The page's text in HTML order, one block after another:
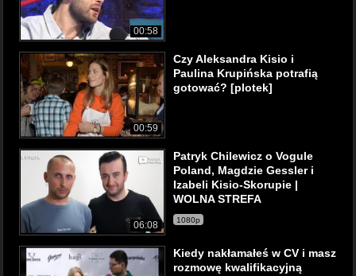
00:58
00:59
Czy Aleksandra Kisio i
Paulina Krupińska potrafią
gotować? [plotek]
06:08
Patryk Chilewicz o Vogule
Poland, Magdzie Gessler i
Izabeli Kisio-Skorupie |
WOLNA STREFA
1080p
Kiedy nakłamałeś w CV i masz
rozmowę kwalifikacyjną